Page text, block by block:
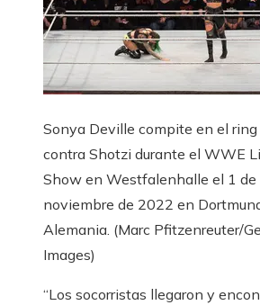
Sonya Deville compite en el ring
contra Shotzi durante el WWE
Show en Westfalenhalle el 1 de
noviembre de 2022 en
Alemania. (Marc Pfitzenreuter/
Images)
“Los socorristas llegaron y